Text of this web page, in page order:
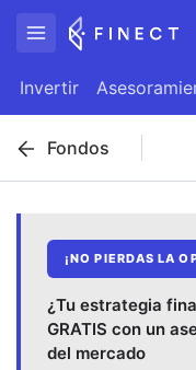
Invertir
Fondos
¡NO PIERDAS LA
¿Tu estrategia
GRATIS con un
del mercado